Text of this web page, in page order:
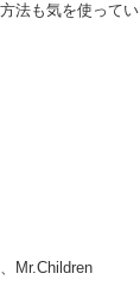
法も気を使って
Mr.Children